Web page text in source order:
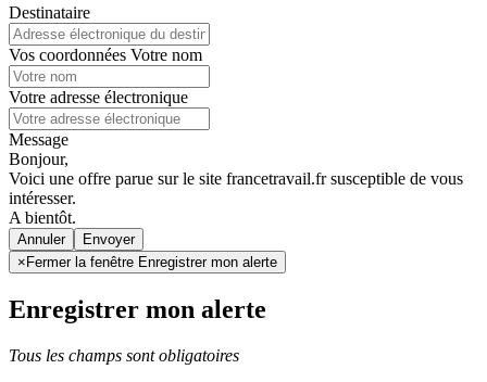
Destinataire
Vos coordonnées Votre nom
Votre adresse électronique
Message
Bonjour,
Voici une offre parue sur le site francetravail.fr susceptible de vous
intéresser.
A bientôt.
Annuler
× Fermer la fenêtre Enregistrer mon alerte
Enregistrer mon alerte
Tous les champs sont obligatoires